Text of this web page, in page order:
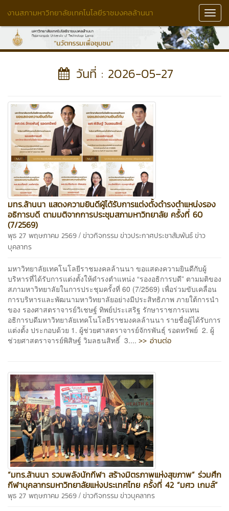
งานสภามหาวิทยาลัยเทคโนโลยีราชมงคลล้านนา
วันที่ : 2026-05-27
มทร.ล้านนา แสดงความยินดีผู้ได้รับการแต่งตั้งดำรงตำแหน่งรอง
อธิการบดี ตามมติจากการประชุมสภามหาวิทยาลัย ครั้งที่ 60
(7/2569)
พุธ 27 พฤษภาคม 2569 / ข่าวกิจกรรมข่าวประกาศประชาสัมพันธ์ข่าว
บุคลากร
มหาวิทยาลัยเทคโนโลยีราชมงคลล้านนา ขอแสดงความยินดีกับผู้
บริหารที่ได้รับการแต่งตั้งให้ดำรงตำแหน่ง “รองอธิการบดี” ตามมติของ
สภามหาวิทยาลัยในการประชุมครั้งที่ 60 (7/2569) เพื่อร่วมขับเคลื่อน
การบริหารและพัฒนามหาวิทยาลัยอย่างมีประสิทธิภาพ ภายใต้การนำ
ของ รองศาสตราจารย์วิเชษฐ์ ทิพย์ประเสริฐ รักษาราชการแทน
อธิการบดีมหาวิทยาลัยเทคโนโลยีราชมงคลล้านนา รายชื่อผู้ได้รับการ
แต่งตั้ง ประกอบด้วย 1. ผู้ช่วยศาสตราจารย์จักรพันธุ์ รอดทรัพย์ 2. ผู้
ช่วยศาสตราจารย์พิสิษฐ์ วิมลธนสิทธิ์ 3.... >> อ่านต่อ
“มทร.ล้านนา รวมพลังนักกีฬา สร้างมิตรภาพแห่งสุขภาพ” ร่วมศึก
กีฬาบุคลากรมหาวิทยาลัยแห่งประเทศไทย ครั้งที่ 42 “มศว เกมส์”
พุธ 27 พฤษภาคม 2569 / ข่าวกิจกรรมข่าวบุคลากร